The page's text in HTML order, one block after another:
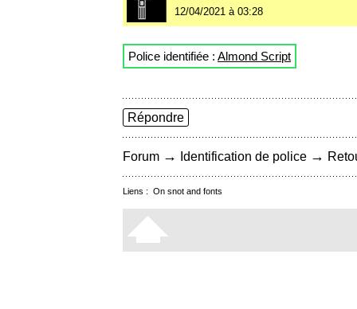
12/04/2021 à 03:28
Police identifiée : Almond Script
Répondre
Forum → Identification de police →
Liens : On snot and fonts